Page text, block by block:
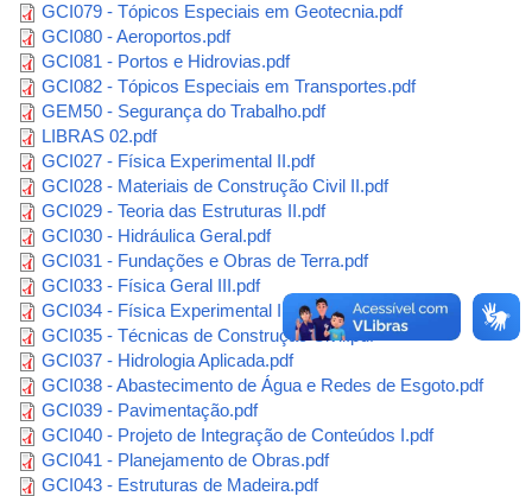
GCI079 - Tópicos Especiais em Geotecnia.pdf
GCI080 - Aeroportos.pdf
GCI081 - Portos e Hidrovias.pdf
GCI082 - Tópicos Especiais em Transportes.pdf
GEM50 - Segurança do Trabalho.pdf
LIBRAS 02.pdf
GCI027 - Física Experimental II.pdf
GCI028 - Materiais de Construção Civil II.pdf
GCI029 - Teoria das Estruturas II.pdf
GCI030 - Hidráulica Geral.pdf
GCI031 - Fundações e Obras de Terra.pdf
GCI033 - Física Geral III.pdf
GCI034 - Física Experimental III.pdf
GCI035 - Técnicas de Construção Civil.pdf
GCI037 - Hidrologia Aplicada.pdf
GCI038 - Abastecimento de Água e Redes de Esgoto.pdf
GCI039 - Pavimentação.pdf
GCI040 - Projeto de Integração de Conteúdos I.pdf
GCI041 - Planejamento de Obras.pdf
GCI043 - Estruturas de Madeira.pdf